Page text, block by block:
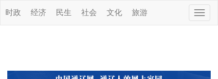
Toggle
时政 经济 民生 社会 文化 旅游